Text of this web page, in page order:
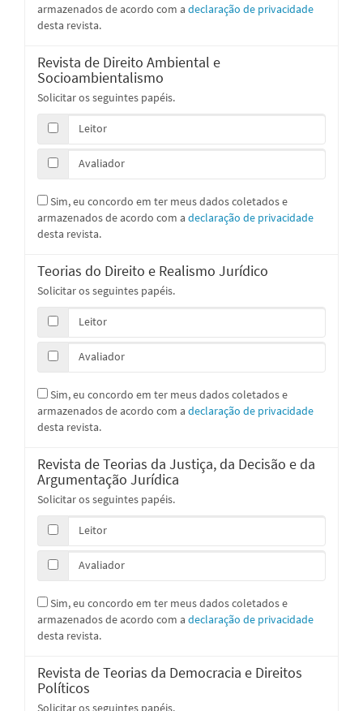
armazenados de acordo com a declaração de privacidade
desta revista.
Revista de Direito Ambiental e
Socioambientalismo
Solicitar os seguintes papéis.
Leitor
Avaliador
armazenados de acordo com a declaração de privacidade
desta revista.
Teorias do Direito e Realismo Jurídico
Solicitar os seguintes papéis.
Leitor
Avaliador
armazenados de acordo com a declaração de privacidade
desta revista.
Revista de Teorias da Justiça, da Decisão e da
Argumentação Jurídica
Solicitar os seguintes papéis.
Leitor
Avaliador
armazenados de acordo com a declaração de privacidade
desta revista.
Revista de Teorias da Democracia e Direitos
Políticos
Solicitar os seguintes papéis.